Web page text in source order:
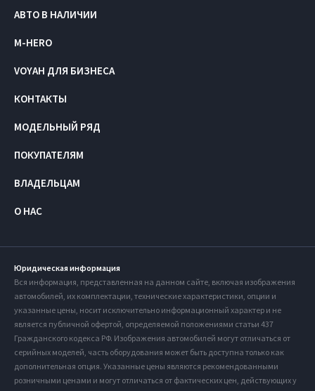
АВТО В НАЛИЧИИ
M-HERO
VOYAH ДЛЯ БИЗНЕСА
КОНТАКТЫ
МОДЕЛЬНЫЙ РЯД
ПОКУПАТЕЛЯМ
ВЛАДЕЛЬЦАМ
О НАС
Юридическая информация
Вся информация, представленная на данном сайте, включая изображения
автомобилей, их комплектации, технические характеристики, опции и
указанные цены, носит исключительно информационный характер и не
является публичной офертой, определяемой положениями статьи 437
Гражданского кодекса РФ. Изображения автомобилей могут отличаться от
серийных моделей, часть оборудования может быть доступна только как
дополнительная опция. Указанные цены являются рекомендованными
розничными ценами и могут отличаться от фактических цен, действующих у